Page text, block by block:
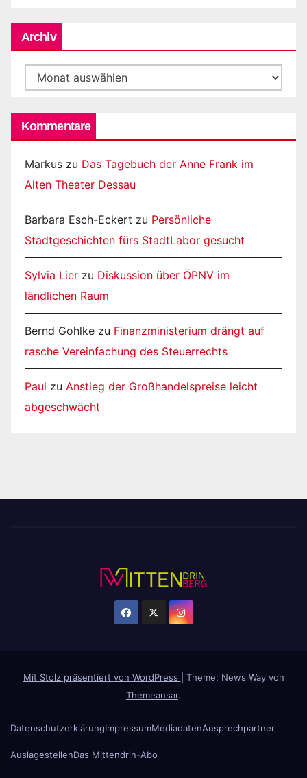
Archiv
Archiv
Kommentare
Markus zu Das Tagebuch der Anne Frank im
Alten Theater Dessau
Barbara Esch-Eckert zu Persönliche
Stadtgeschichten fürs StadtLabor gesucht
Sylvia Lier zu Diskussion über ÖPNV im
ländlichen Raum
Bernd Gohlke zu Finanzministerium drängt auf
rasche Vereinfachung des Steuerrechts
Paul zu Anstieg der Großhandelspreise leicht
abgeschwächt
Mit Stolz präsentiert von WordPress
Theme: News Way von
Themeansar.
DatenschutzerklärungImpressumMediadatenAnsprechpartner
AuslagestellenDas Mittendrin-Abo